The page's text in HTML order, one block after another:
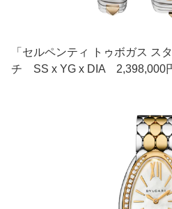
「セルペンティ トゥボガス
チ SS x YG x DIA 2,398,000円